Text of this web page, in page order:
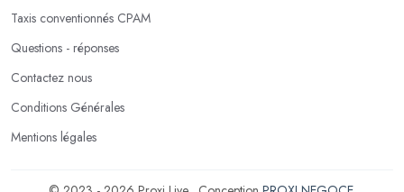
Taxis conventionnés CPAM
Questions - réponses
Contactez nous
Conditions Générales
Mentions légales